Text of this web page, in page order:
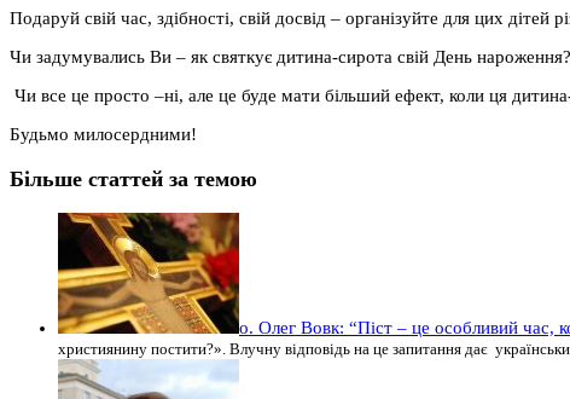
Подаруй свій час, здібності, свій досвід – організуйте для цих дітей
Чи задумувались Ви – як святкує дитина-сирота свій День
Чи все це просто –ні, але це буде мати більший ефект, коли ця
Будьмо милосердними!
Більше статтей за темою
о. Олег Вовк: “Піст – це особливий час,
християнину постити?». Влучну відповідь на це запитання дає